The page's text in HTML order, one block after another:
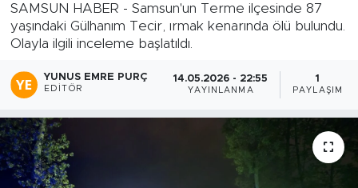
SAMSUN HABER - Samsun'un Terme ilçesinde 87
yaşındaki Gülhanım Tecir, ırmak kenarında ölü bulundu.
Olayla ilgili inceleme başlatıldı.
YUNUS EMRE PURÇ
EDITÖR
14.05.2026 - 22:55
YAYINLANMA
1
PAYLAŞIM
Süper Lig Puan Durumu ve Fikstür
Tüm Manşetler
Son Dakika Haberleri
Haber Arşivi